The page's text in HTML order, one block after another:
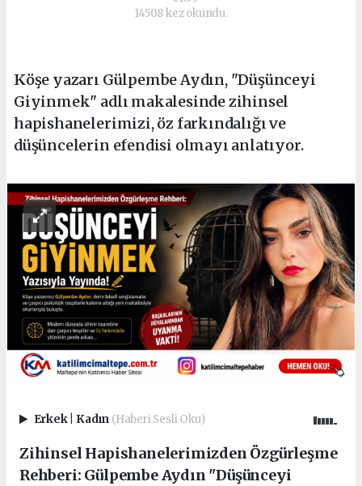
14508 kez okundu.
Köşe yazarı Gülpembe Aydın, "Düşünceyi
Giyinmek" adlı makalesinde zihinsel
hapishanelerimizi, öz farkındalığı ve
düşüncelerin efendisi olmayı anlatıyor.
Erkek Kadın (Haberi Sesli Oku)
Zihinsel Hapishanelerimizden Özgürleşme
Rehberi: Gülpembe Aydın "Düşünceyi